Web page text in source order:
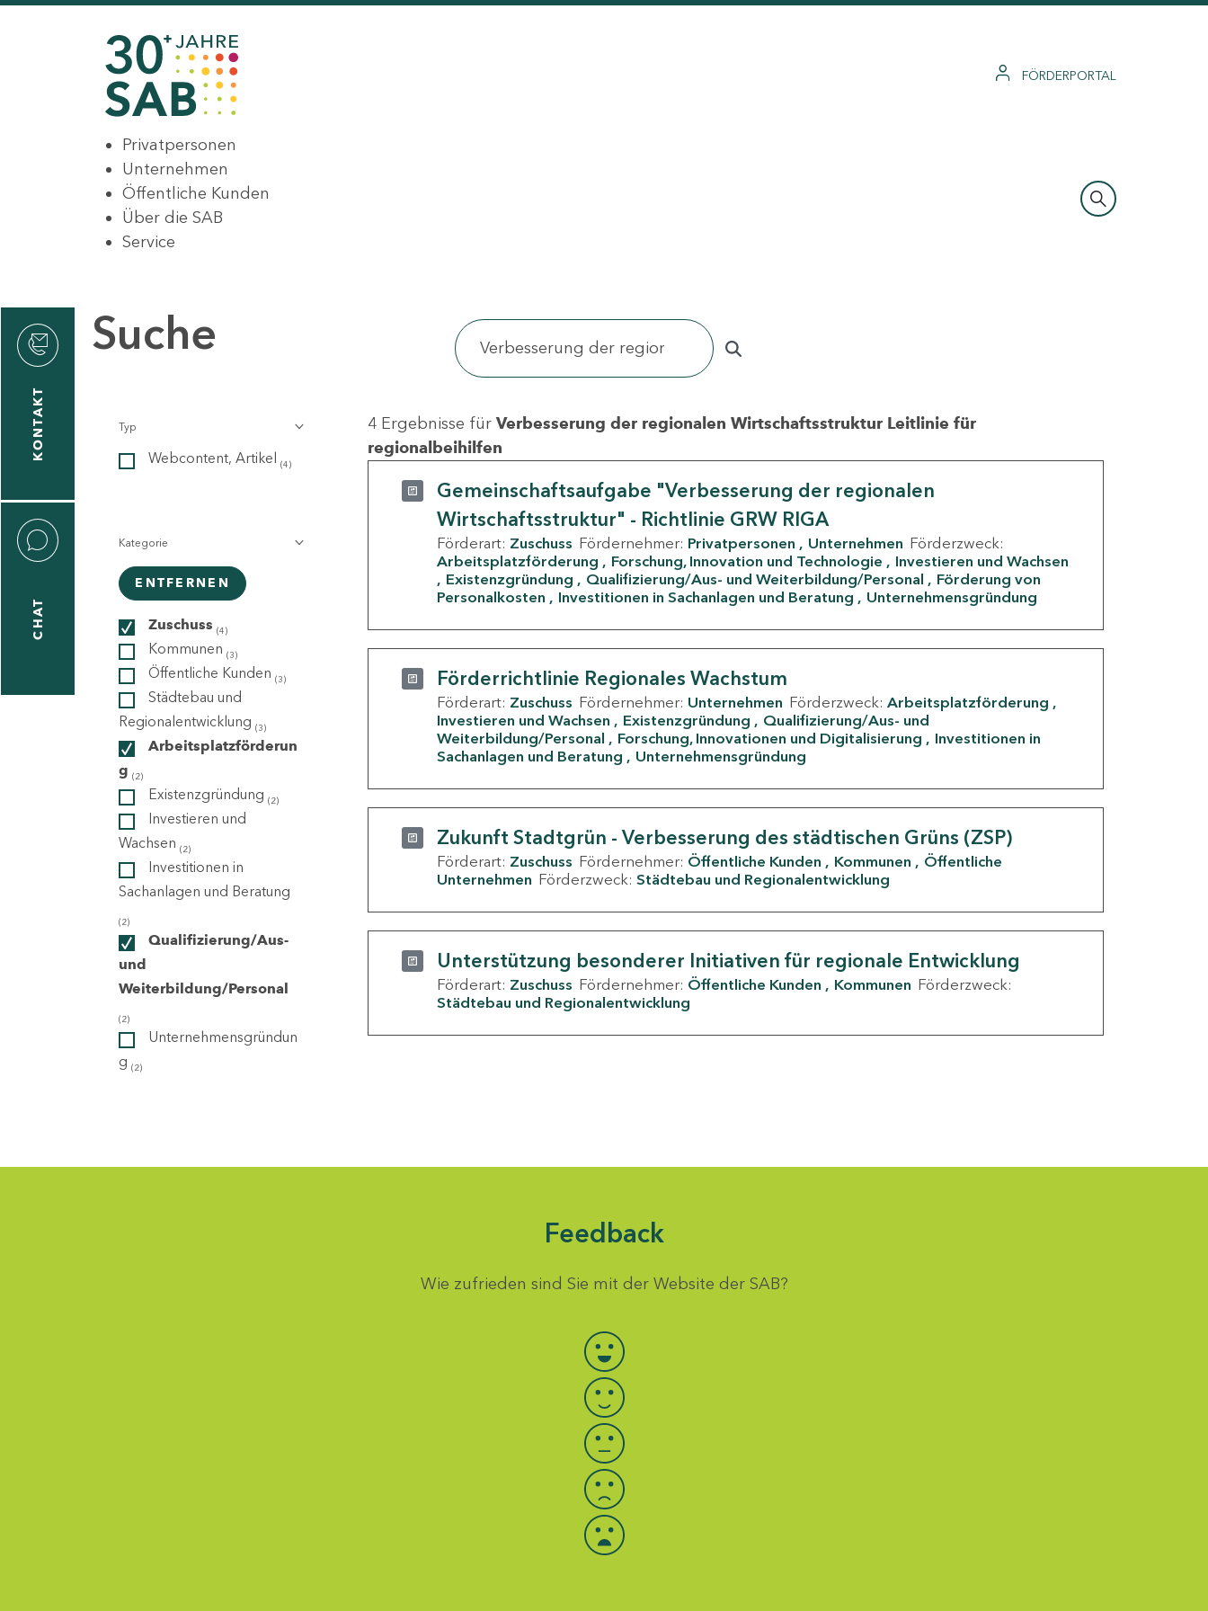
FÖRDERPORTAL
Privatpersonen
Unternehmen
Öffentliche Kunden
Über die SAB
Service
KONTAKT
CHAT
Suche
Typ
Webcontent, Artikel (4)
Kategorie
ENTFERNEN
Zuschuss (4)
Kommunen (3)
Öffentliche Kunden (3)
Städtebau und
Regionalentwicklung (3)
Arbeitsplatzförderun
g (2)
Existenzgründung (2)
Investieren und
Wachsen (2)
Investitionen in
Sachanlagen und Beratung
(2)
Qualifizierung/Aus-
und
Weiterbildung/Personal
(2)
Unternehmensgründun
g (2)
4 Ergebnisse für Verbesserung der regionalen Wirtschaftsstruktur Leitlinie für
regionalbeihilfen
Gemeinschaftsaufgabe "Verbesserung der regionalen
Wirtschaftsstruktur" - Richtlinie GRW RIGA
Förderart: Zuschuss Fördernehmer: Privatpersonen Unternehmen Förderzweck:
Arbeitsplatzförderung
Forschung, Innovation und Technologie
Investieren und Wachsen
Existenzgründung
Qualifizierung/Aus- und Weiterbildung/Personal
Förderung von
Personalkosten
Investitionen in Sachanlagen und Beratung Unternehmensgründung
Förderrichtlinie Regionales Wachstum
Förderart: Zuschuss Fördernehmer: Unternehmen Förderzweck: Arbeitsplatzförderung
Investieren und Wachsen
Existenzgründung
Qualifizierung/Aus- und
Weiterbildung/Personal
Forschung, Innovationen und Digitalisierung
Investitionen in
Sachanlagen und Beratung
Unternehmensgründung
Zukunft Stadtgrün - Verbesserung des städtischen Grüns (ZSP)
Förderart: Zuschuss Fördernehmer: Öffentliche Kunden Kommunen
Öffentliche
Unternehmen Förderzweck: Städtebau und Regionalentwicklung
Unterstützung besonderer Initiativen für regionale Entwicklung
Förderart: Zuschuss Fördernehmer: Öffentliche Kunden Kommunen Förderzweck:
Städtebau und Regionalentwicklung
Feedback
Wie zufrieden sind Sie mit der Website der SAB?
Bewertung auswählen